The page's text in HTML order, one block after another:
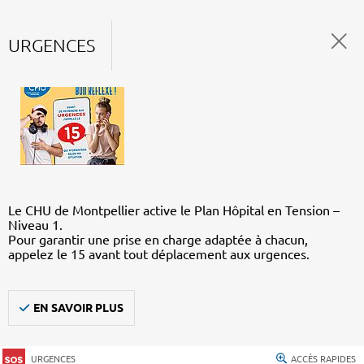
URGENCES
Le CHU de Montpellier active le Plan Hôpital en Tension –
Niveau 1.
Pour garantir une prise en charge adaptée à chacun,
appelez le 15 avant tout déplacement aux urgences.
EN SAVOIR PLUS
URGENCES ACCÈS RAPIDES